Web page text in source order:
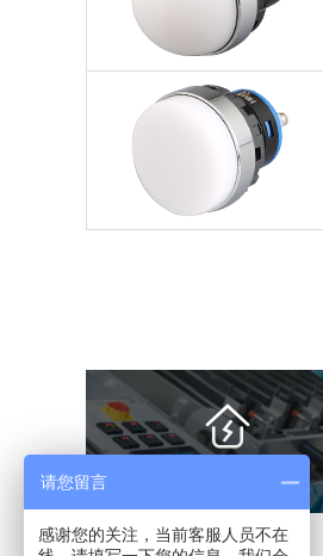
请您留言
感谢您的关注，当前客服人员不在